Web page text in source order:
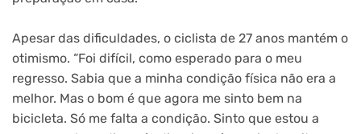
Apesar das dificuldades, o ciclista de 27 anos mantém o
otimismo. “Foi difícil, como esperado para o meu
regresso. Sabia que a minha condição física não era a
melhor. Mas o bom é que agora me sinto bem na
bicicleta. Só me falta a condição. Sinto que estou a